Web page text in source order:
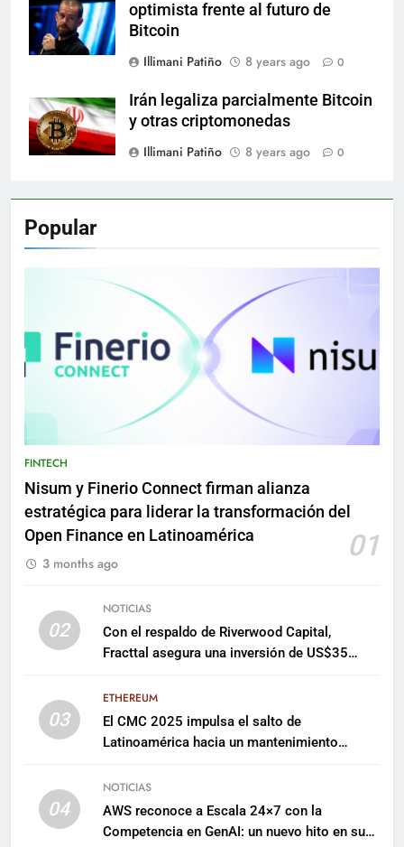
optimista frente al futuro de
Bitcoin
Illimani Patiño
8 years ago 0
Irán legaliza parcialmente Bitcoin
y otras criptomonedas
Illimani Patiño
8 years ago 0
Popular
FINTECH
Nisum y Finerio Connect firman alianza
estratégica para liderar la transformación del
Open Finance en Latinoamérica
01
3 months ago
02
NOTICIAS
Con el respaldo de Riverwood Capital,
Fracttal asegura una inversión de US$35
03
ETHEREUM
El CMC 2025 impulsa el salto de
Latinoamérica hacia un mantenimiento
04
NOTICIAS
AWS reconoce a Escala 24×7 con la
Competencia en GenAI: un nuevo hito en su